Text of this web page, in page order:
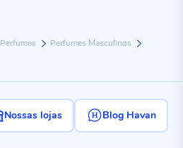
Perfumes Perfumes Masculinos
Nossas lojas Blog Havan